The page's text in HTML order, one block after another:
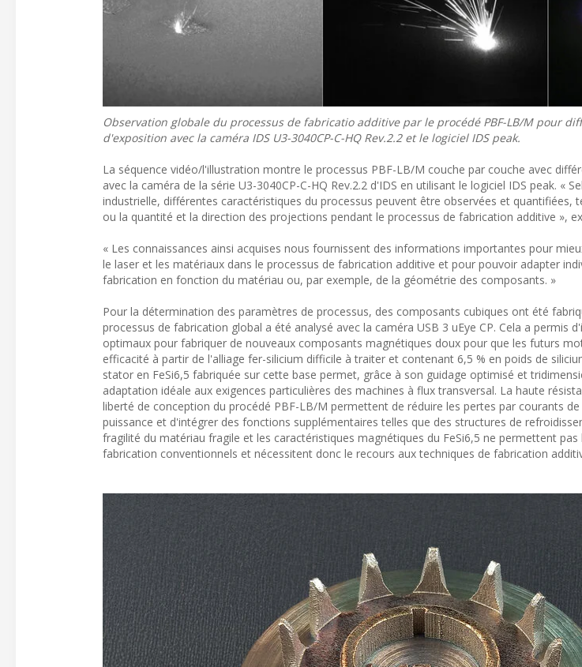
Observation globale du processus de fabricatio additive par le procédé PBF-LB/M pour
d'exposition avec la caméra IDS U3-3040CP-C-HQ Rev.2.2 et le logiciel IDS peak.
La séquence vidéo/l'illustration montre le processus PBF-LB/M couche par couche avec
avec la caméra de la série U3-3040CP-C-HQ Rev.2.2 d'IDS en utilisant le logiciel IDS peak. «
industrielle, différentes caractéristiques du processus peuvent être observées et quantifiées,
ou la quantité et la direction des projections pendant le processus de fabrication additive »,
« Les connaissances ainsi acquises nous fournissent des informations importantes pour
le laser et les matériaux dans le processus de fabrication additive et pour pouvoir adapter
fabrication en fonction du matériau ou, par exemple, de la géométrie des composants. »
Pour la détermination des paramètres de processus, des composants cubiques ont été
processus de fabrication global a été analysé avec la caméra USB 3 uEye CP. Cela a permis
optimaux pour fabriquer de nouveaux composants magnétiques doux pour que les futurs
efficacité à partir de l'alliage fer-silicium difficile à traiter et contenant 6,5 % en poids de
stator en FeSi6,5 fabriquée sur cette base permet, grâce à son guidage optimisé et
adaptation idéale aux exigences particulières des machines à flux transversal. La haute
liberté de conception du procédé PBF-LB/M permettent de réduire les pertes par courants
puissance et d'intégrer des fonctions supplémentaires telles que des structures de
fragilité du matériau fragile et les caractéristiques magnétiques du FeSi6,5 ne permettent
fabrication conventionnels et nécessitent donc le recours aux techniques de fabrication